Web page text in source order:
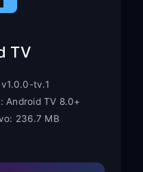
TV
tv.1
Android TV 8.0+
236.7 MB